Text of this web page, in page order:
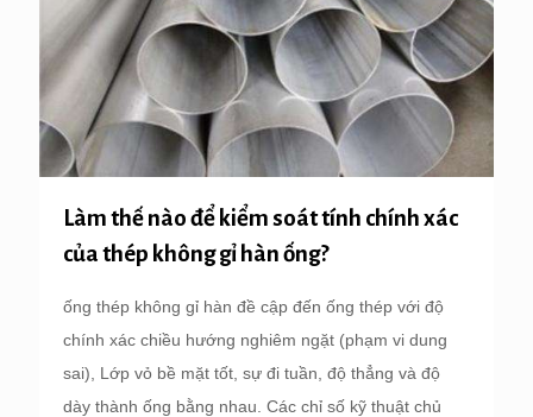
Làm thế nào để kiểm soát tính chính xác
của thép không gỉ hàn ống?
ống thép không gỉ hàn đề cập đến ống thép với độ
chính xác chiều hướng nghiêm ngặt (phạm vi dung
sai), Lớp vỏ bề mặt tốt, sự đi tuần, độ thẳng và độ
dày thành ống bằng nhau. Các chỉ số kỹ thuật chủ